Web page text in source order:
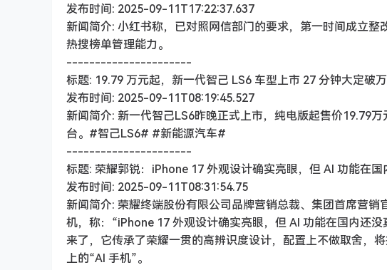
发布时间: 2025-09-11T17:22:37.637
新闻简介: 小红书称，已对照网信部门的要求，第一时间成立
热搜榜单管理能力。
----------------------
标题: 19.79 万元起，新一代智己 LS6 车型上市 27 分钟大定破
发布时间: 2025-09-11T08:19:45.527
新闻简介: 新一代智己LS6昨晚正式上市，纯电版起售价19.79
台。#智己LS6# #新能源汽车#
----------------------
标题: 荣耀郭锐：iPhone 17 外观设计确实亮眼，但 AI 功能在
发布时间: 2025-09-11T08:31:54.75
新闻简介: 荣耀终端股份有限公司品牌营销总裁、集团首席营
机，称：“iPhone 17 外观设计确实亮眼，但 AI 功能在国内还
来了，它传承了荣耀一贯的高辨识度设计，配置上不做取舍，
上的“AI 手机”。